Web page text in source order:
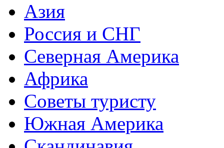
Азия
Россия и СНГ
Северная Америка
Африка
Советы туристу
Южная Америка